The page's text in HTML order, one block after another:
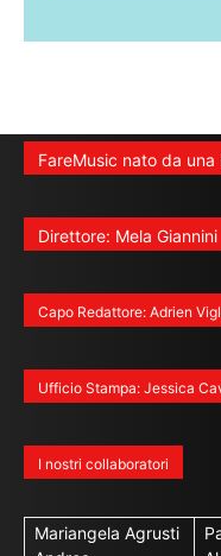
FareMusic nato da
Direttore: Mela Giannini
Capo Redattore: Adrien
Ufficio Stampa: Jessica
I nostri collaboratori
Mariangela Agrusti